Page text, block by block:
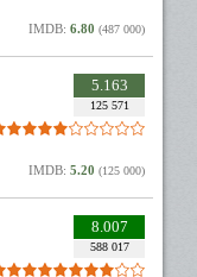
IMDB: 6.80 (487 000)
5.163
125 571
IMDB: 5.20 (125 000)
8.007
588 017